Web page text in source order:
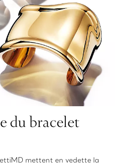
du bracelet
mettent en vedette la